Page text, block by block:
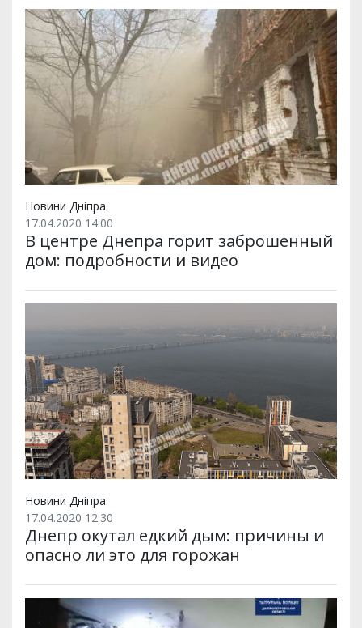
Новини Дніпра
17.04.2020 14:00
В центре Днепра горит заброшенный
дом: подробности и видео
Новини Дніпра
17.04.2020 12:30
Днепр окутал едкий дым: причины и
опасно ли это для горожан